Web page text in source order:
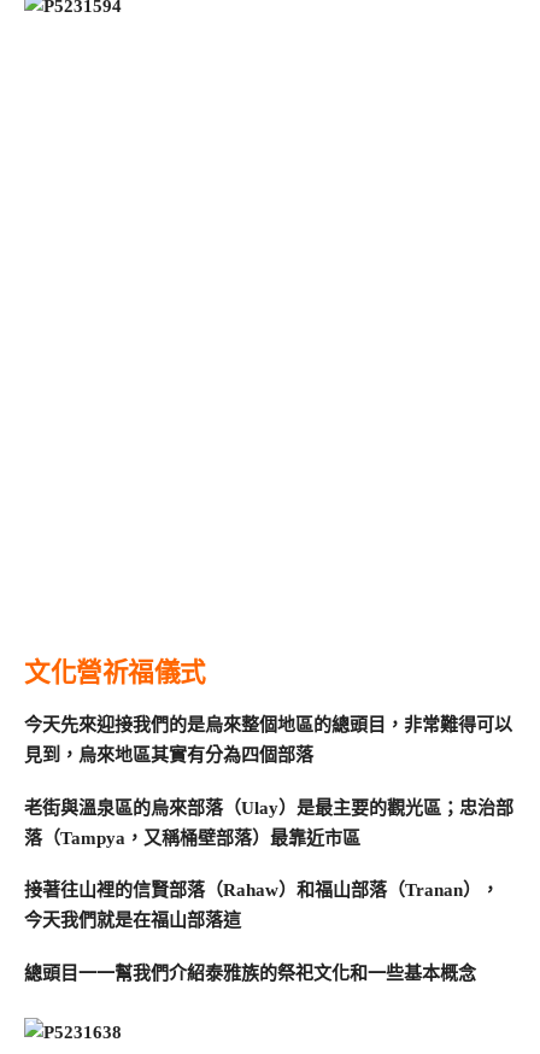
文化營祈福儀式
今天先來迎接我們的是烏來整個地區的總頭目，非常難得可以
見到，烏來地區其實有分為四個部落
老街與溫泉區的烏來部落（Ulay）是最主要的觀光區；忠治部
落（Tampya，又稱桶壁部落）最靠近市區
接著往山裡的信賢部落（Rahaw）和福山部落（Tranan），
今天我們就是在福山部落這
總頭目一一幫我們介紹泰雅族的祭祀文化和一些基本概念